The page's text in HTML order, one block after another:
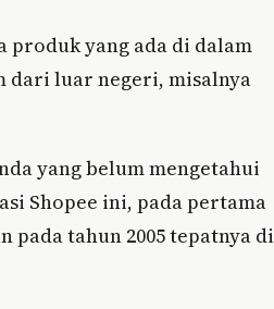
produk yang ada di dalam
dari luar negeri, misalnya
yang belum mengetahui
Shopee ini, pada pertama
pada tahun 2005 tepatnya di